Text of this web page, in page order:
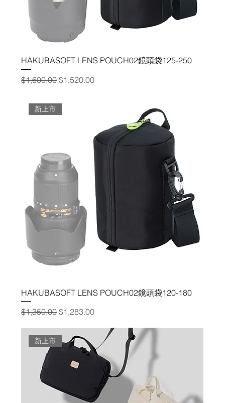
HAKUBASOFT LENS POUCH02鏡頭袋125-250
一般價格
$1,600.00促銷價格
$1,520.00
新上市
HAKUBASOFT LENS POUCH02鏡頭袋120-180
一般價格
$1,350.00促銷價格
$1,283.00
新上市